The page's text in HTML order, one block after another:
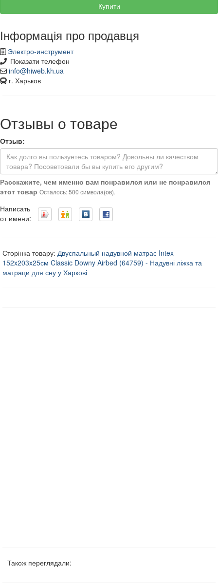
Купити
Інформація про продавця
Электро-инструмент
Показати телефон
info@hiweb.kh.ua
г. Харьков
Отзывы о товаре
Отзыв:
Расскажите, чем именно вам понравился или не понравился
этот товар Осталось: 500 символа(ов).
Написать
от имени:
Сторінка товару: Двуспальный надувной матрас Intex
152x203x25см Classic Downy Airbed (64759) - Надувні ліжка та
матраци для сну у Харкові
Також переглядали: